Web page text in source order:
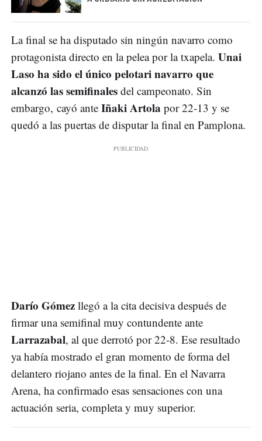
La final se ha disputado sin ningún navarro como
protagonista directo en la pelea por la txapela. Unai
Laso ha sido el único pelotari navarro que
alcanzó las semifinales del campeonato. Sin
embargo, cayó ante Iñaki Artola por 22-13 y se
quedó a las puertas de disputar la final en Pamplona.
Darío Gómez llegó a la cita decisiva después de
firmar una semifinal muy contundente ante
Larrazabal, al que derrotó por 22-8. Ese resultado
ya había mostrado el gran momento de forma del
delantero riojano antes de la final. En el Navarra
Arena, ha confirmado esas sensaciones con una
actuación seria, completa y muy superior.